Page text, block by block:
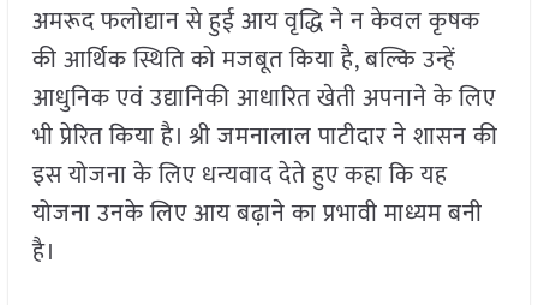
अमरूद फलोद्यान से हुई आय वृद्धि ने न केवल कृषक
की आर्थिक स्थिति को मजबूत किया है, बल्कि उन्हें
आधुनिक एवं उद्यानिकी आधारित खेती अपनाने के लिए
भी प्रेरित किया है। श्री जमनालाल पाटीदार ने शासन की
इस योजना के लिए धन्यवाद देते हुए कहा कि यह
योजना उनके लिए आय बढ़ाने का प्रभावी माध्यम बनी
है।